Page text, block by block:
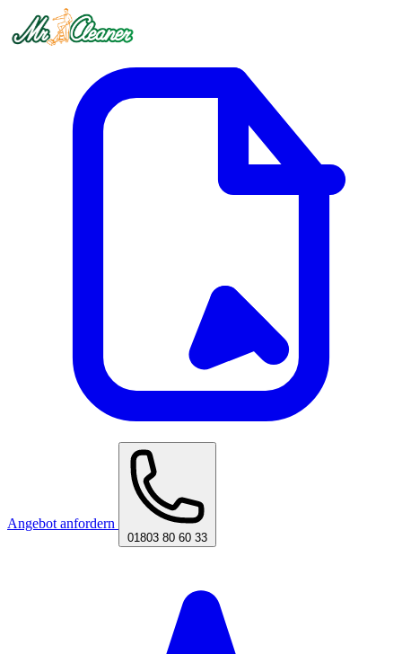
Angebot anfordern
01803 80 60 33